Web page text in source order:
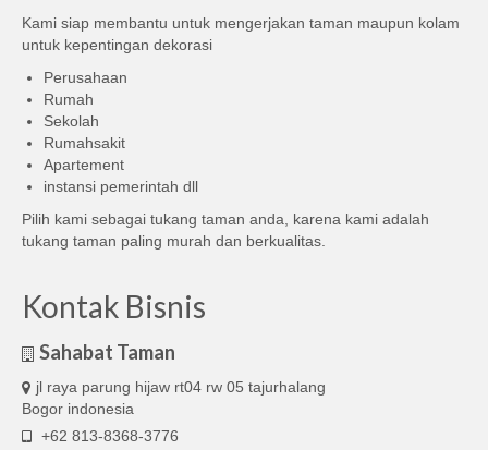
Kami siap membantu untuk mengerjakan taman maupun kolam
untuk kepentingan dekorasi
Perusahaan
Rumah
Sekolah
Rumahsakit
Apartement
instansi pemerintah dll
Pilih kami sebagai tukang taman anda, karena kami adalah
tukang taman paling murah dan berkualitas.
Kontak Bisnis
Sahabat Taman
jl raya parung hijaw rt04 rw 05 tajurhalang
Bogor indonesia
+62 813-8368-3776